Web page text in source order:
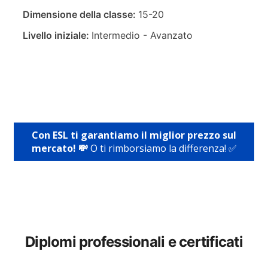
Dimensione della classe: 15-20
Livello iniziale: Intermedio - Avanzato
Con ESL ti garantiamo il miglior prezzo sul
mercato! 💸O ti rimborsiamo la differenza! ✅
Diplomi professionali e certificati